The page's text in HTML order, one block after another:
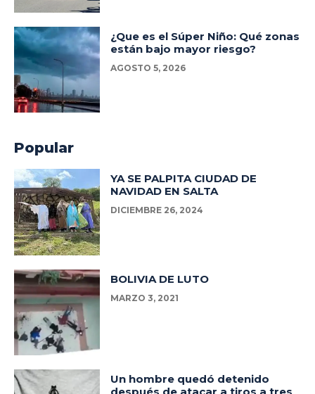
¿Que es el Súper Niño: Qué zonas
están bajo mayor riesgo?
AGOSTO 5, 2026
Popular
YA SE PALPITA CIUDAD DE
NAVIDAD EN SALTA
DICIEMBRE 26, 2024
BOLIVIA DE LUTO
MARZO 3, 2021
Un hombre quedó detenido